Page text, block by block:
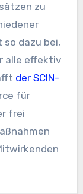
zu
dazu bei,
alle effektiv
der SCIN-
für
frei